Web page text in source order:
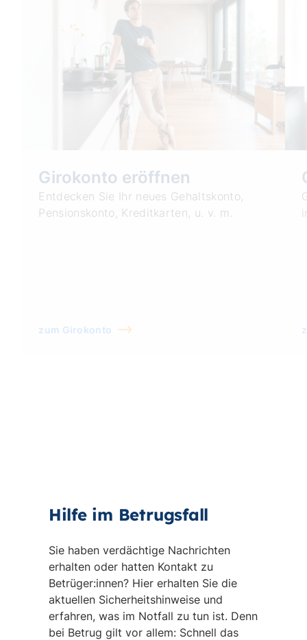
Girokonto eröffnen
Entdecken Sie Ihr neues Gehaltskonto,
Pensionskonto, Kreditkarten, u. v. m.
zum Girokonto
Hilfe im Betrugsfall
Sie haben verdächtige Nachrichten
erhalten oder hatten Kontakt zu
Betrüger:innen? Hier erhalten Sie die
aktuellen Sicherheitshinweise und
erfahren, was im Notfall zu tun ist. Denn
bei Betrug gilt vor allem: Schnell das